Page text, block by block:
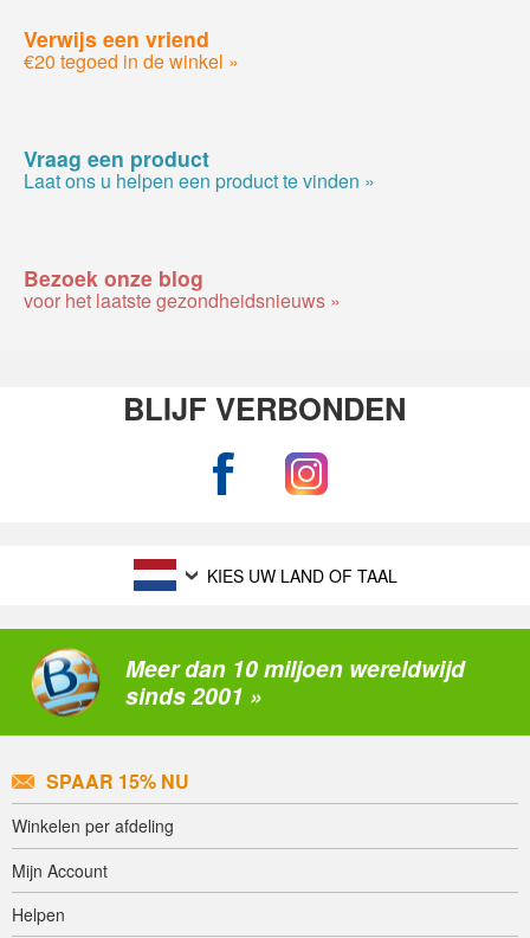
Verwijs een vriend
€20 tegoed in de winkel »
Vraag een product
Laat ons u helpen een product te vinden »
Bezoek onze blog
voor het laatste gezondheidsnieuws »
BLIJF VERBONDEN
KIES UW LAND OF TAAL
Meer dan 10 miljoen wereldwijd
sinds 2001 »
SPAAR 15% NU
Winkelen per afdeling
Mijn Account
Helpen